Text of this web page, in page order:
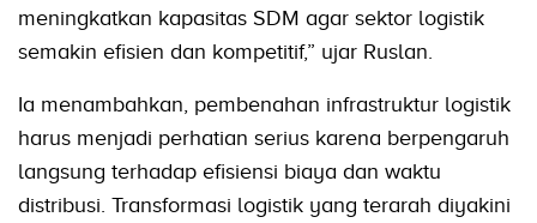
meningkatkan kapasitas SDM agar sektor logistik
semakin efisien dan kompetitif,” ujar Ruslan.
Ia menambahkan, pembenahan infrastruktur logistik
harus menjadi perhatian serius karena berpengaruh
langsung terhadap efisiensi biaya dan waktu
distribusi. Transformasi logistik yang terarah diyakini